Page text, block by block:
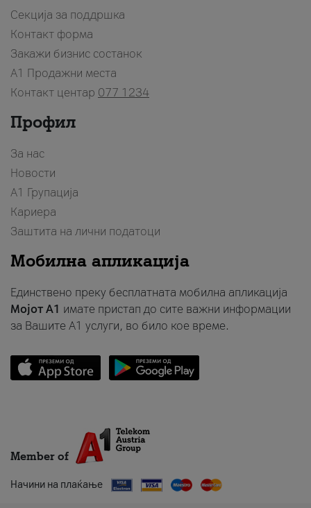
Секција за поддршка
Контакт форма
Закажи бизнис состанок
A1 Продажни места
Контакт центар 077 1234
Профил
За нас
Новости
А1 Групација
Кариера
Заштита на лични податоци
Мобилна апликација
Единствено преку бесплатната мобилна апликација
Мојот A1 имате пристап до сите важни информации
за Вашите A1 услуги, во било кое време.
Member of
Начини на плаќање